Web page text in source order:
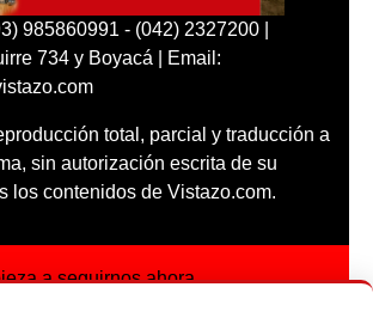
985860991 - (042) 2327200 |
734 y Boyacá | Email:
total, parcial y traducción a
sin autorización escrita de su
los contenidos de Vistazo.com.
a seguirnos ahora